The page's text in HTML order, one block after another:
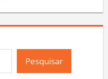
Pesquisar